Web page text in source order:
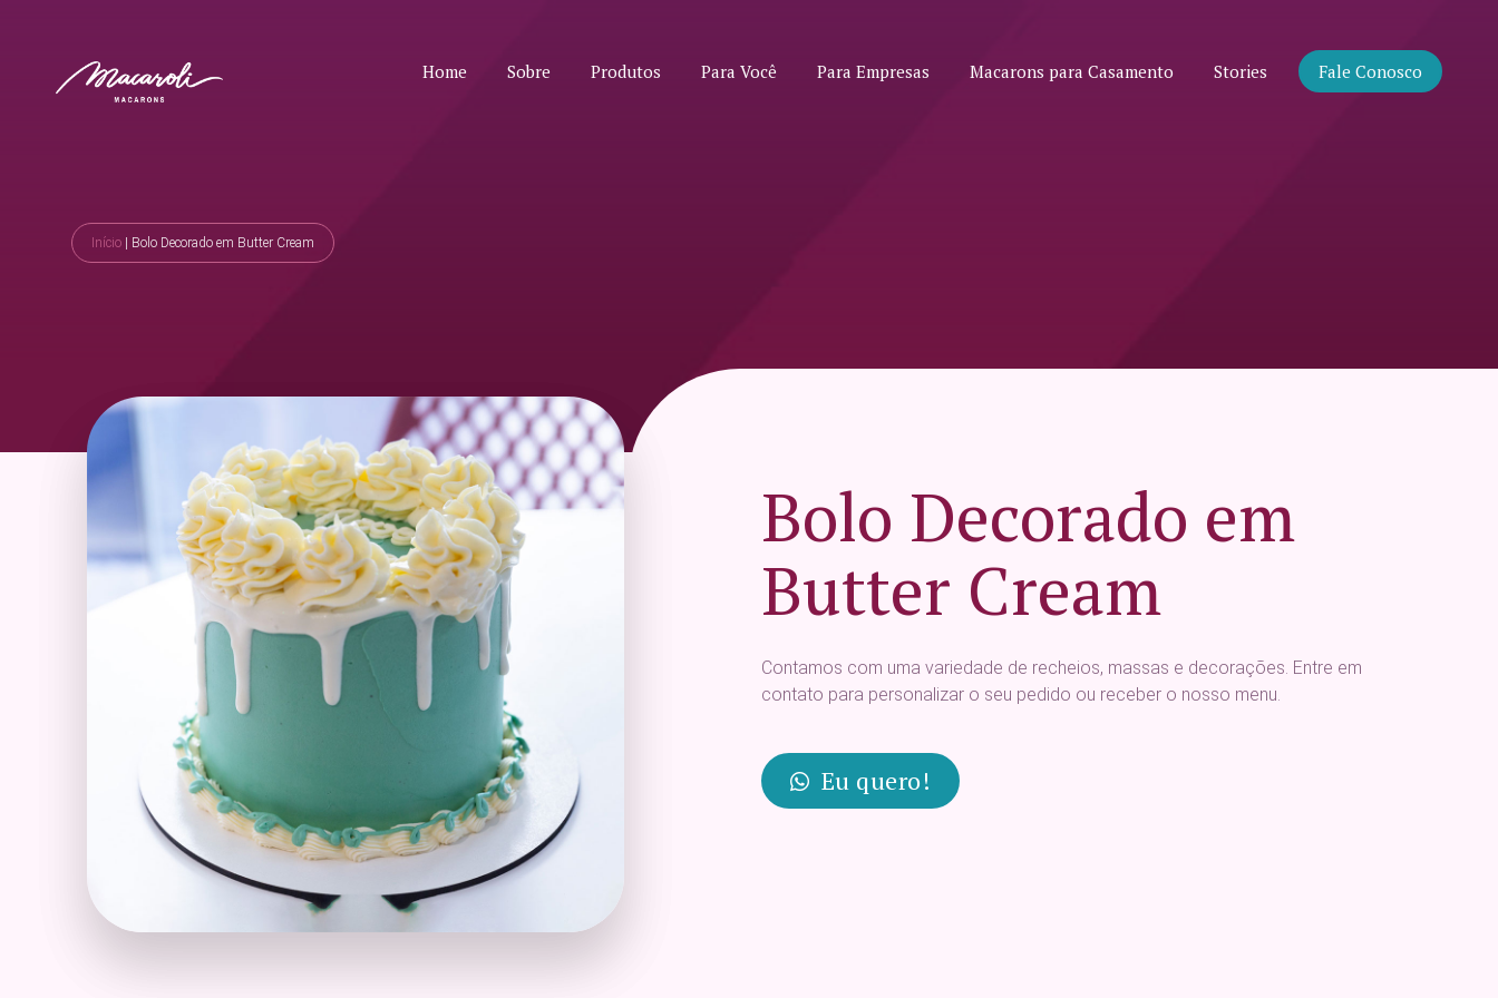
Fale Conosco
Home Sobre Produtos Para Você Para Empresas Macarons para Casamento Stories
Início Bolo Decorado em Butter Cream
Bolo Decorado em
Butter Cream
Contamos com uma variedade de recheios, massas e decorações. Entre em
contato para personalizar o seu pedido ou receber o nosso menu.
Eu quero!